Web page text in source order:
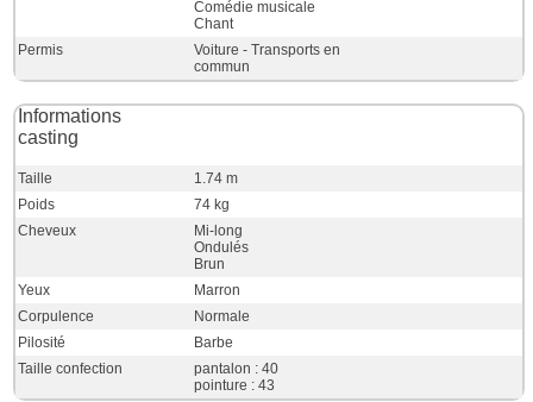
Comédie musicale
Chant
Permis
Voiture - Transports en
commun
Informations
casting
Taille
1.74 m
Poids
74 kg
Cheveux
Mi-long
Ondulés
Brun
Yeux
Marron
Corpulence
Normale
Pilosité
Barbe
Taille confection
pantalon : 40
pointure : 43